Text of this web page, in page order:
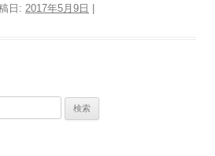
日: 2017年5月9日